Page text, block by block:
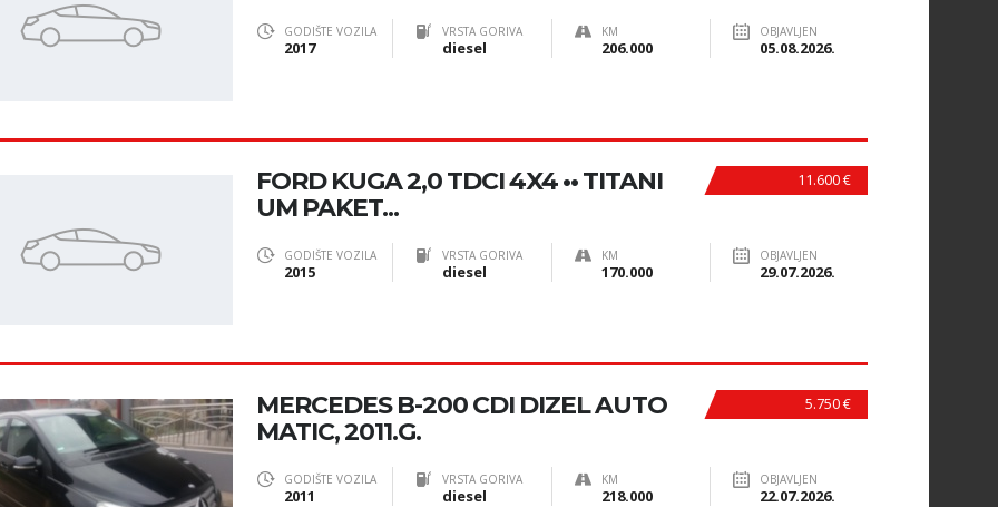
GODIŠTE VOZILA
2017
VRSTA GORIVA
diesel
KM
206.000
OBJAVLJEN
05.08.2026.
11.600 €
FORD KUGA 2,0 TDCI 4X4 •• TITANI
UM PAKET...
GODIŠTE VOZILA
2015
VRSTA GORIVA
diesel
KM
170.000
OBJAVLJEN
29.07.2026.
5.750 €
MERCEDES B-200 CDI DIZEL AUTO
MATIC, 2011.G.
GODIŠTE VOZILA
2011
VRSTA GORIVA
diesel
KM
218.000
OBJAVLJEN
22.07.2026.